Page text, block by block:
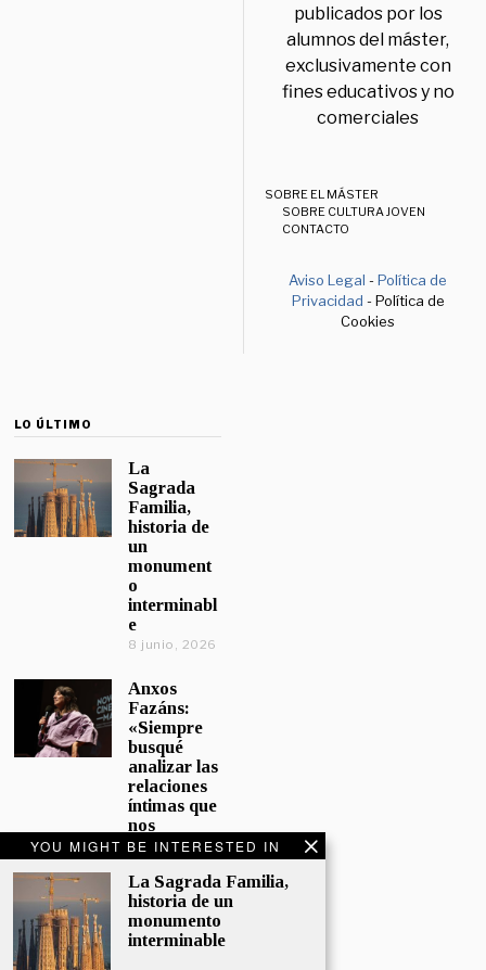
YOU MIGHT BE INTERESTED IN
La Sagrada Familia,
historia de un
monumento
interminable
publicados por los
alumnos del máster,
exclusivamente con
fines educativos y no
comerciales
SOBRE EL MÁSTER
SOBRE CULTURA JOVEN
CONTACTO
Aviso Legal -Política de
Privacidad - Política de
Cookies
LO ÚLTIMO
La
Sagrada
Familia,
historia de
un
monument
o
interminabl
e
8 junio, 2026
Anxos
Fazáns:
«Siempre
busqué
analizar las
relaciones
íntimas que
nos
afectan»
5 junio, 2026
El hijo de la
cómica, el
homenaje